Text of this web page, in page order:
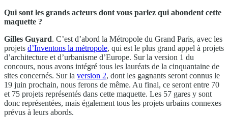
Qui sont les grands acteurs dont vous parlez qui abondent cette
maquette ?
Gilles Guyard. C’est d’abord la Métropole du Grand Paris, avec les
projets d’Inventons la métropole, qui est le plus grand appel à projets
d’architecture et d’urbanisme d’Europe. Sur la version 1 du
concours, nous avons intégré tous les lauréats de la cinquantaine de
sites concernés. Sur la version 2, dont les gagnants seront connus le
19 juin prochain, nous ferons de même. Au final, ce seront entre 70
et 75 projets représentés dans cette maquette. Les 57 gares y sont
donc représentées, mais également tous les projets urbains connexes
prévus à leurs abords.